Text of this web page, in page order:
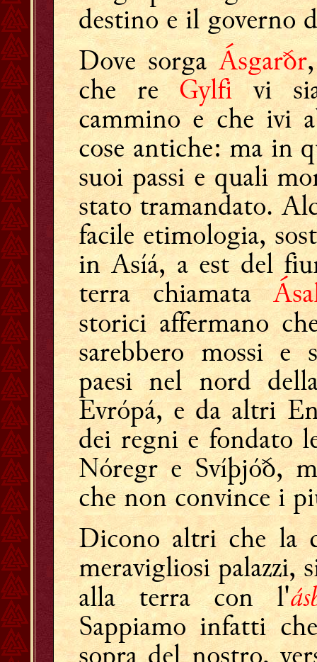
destino e il governo
Dove sorgaÁsgarðr
che reGylfi vi
cammino e che ivi
cose antiche: ma in
suoi passi e quali
stato tramandato.
facile etimologia,
in Asíá, a est del
terra chiamata
storici affermano
sarebbero mossi e
paesi nel nord
Evrópá, e da altri
dei regni e fondato
Nóregr e Svíþjóð,
che non convince i
Dicono altri che
meravigliosi palazzi,
alla terra con l'
Sappiamo infatti